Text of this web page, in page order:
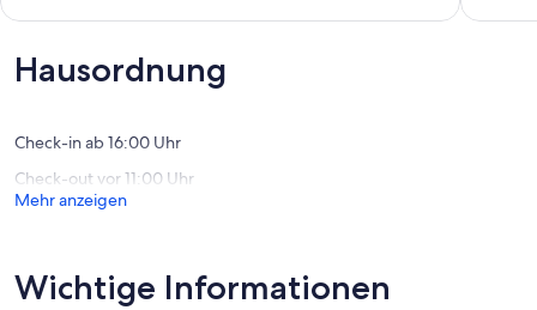
Bewertungen)
Hausordnung
Check-in ab 16:00 Uhr
Check-out vor 11:00 Uhr
Mehr anzeigen
Wichtige Informationen